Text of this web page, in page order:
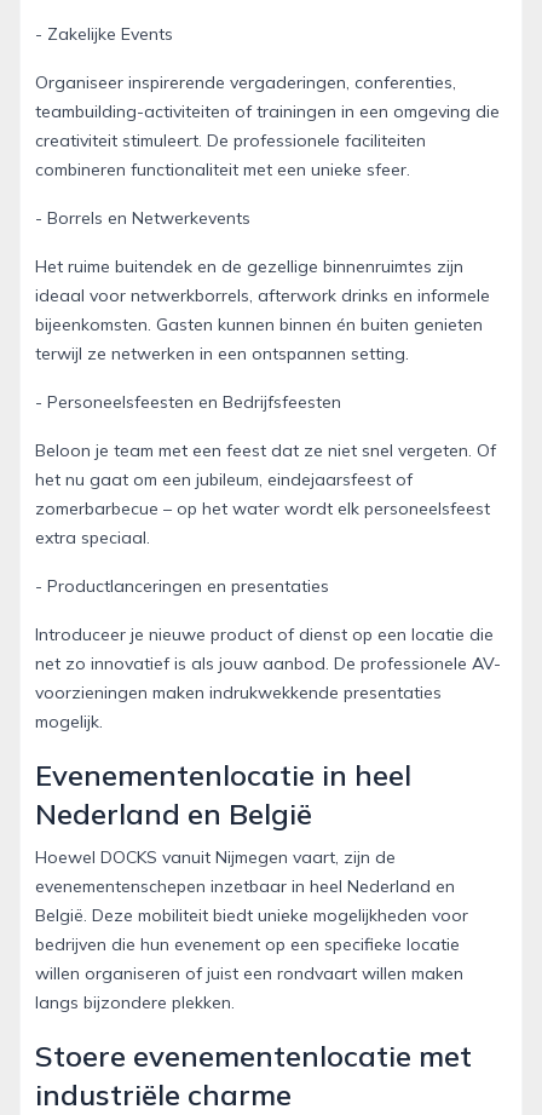
- Zakelijke Events
Organiseer inspirerende vergaderingen, conferenties,
teambuilding-activiteiten of trainingen in een omgeving die
creativiteit stimuleert. De professionele faciliteiten
combineren functionaliteit met een unieke sfeer.
- Borrels en Netwerkevents
Het ruime buitendek en de gezellige binnenruimtes zijn
ideaal voor netwerkborrels, afterwork drinks en informele
bijeenkomsten. Gasten kunnen binnen én buiten genieten
terwijl ze netwerken in een ontspannen setting.
- Personeelsfeesten en Bedrijfsfeesten
Beloon je team met een feest dat ze niet snel vergeten. Of
het nu gaat om een jubileum, eindejaarsfeest of
zomerbarbecue – op het water wordt elk personeelsfeest
extra speciaal.
- Productlanceringen en presentaties
Introduceer je nieuwe product of dienst op een locatie die
net zo innovatief is als jouw aanbod. De professionele AV-
voorzieningen maken indrukwekkende presentaties
mogelijk.
Evenementenlocatie in heel
Nederland en België
Hoewel DOCKS vanuit Nijmegen vaart, zijn de
evenementenschepen inzetbaar in heel Nederland en
België. Deze mobiliteit biedt unieke mogelijkheden voor
bedrijven die hun evenement op een specifieke locatie
willen organiseren of juist een rondvaart willen maken
langs bijzondere plekken.
Stoere evenementenlocatie met
industriële charme